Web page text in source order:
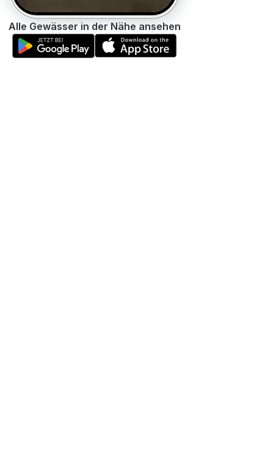
Alle Gewässer in der Nähe ansehen